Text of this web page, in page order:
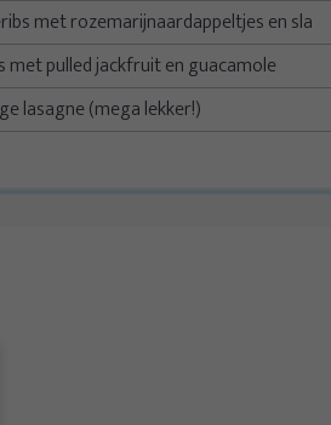
met rozemarijnaardappeltjes en sla
met pulled jackfruit en guacamole
lasagne (mega lekker!)